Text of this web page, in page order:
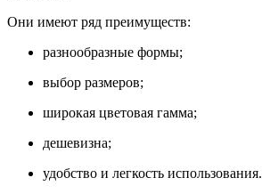
Они имеют ряд преимуществ:
разнообразные формы;
выбор размеров;
широкая цветовая гамма;
дешевизна;
удобство и легкость использования.